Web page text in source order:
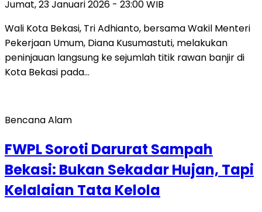
Jumat, 23 Januari 2026 - 23:00 WIB
Wali Kota Bekasi, Tri Adhianto, bersama Wakil Menteri
Pekerjaan Umum, Diana Kusumastuti, melakukan
peninjauan langsung ke sejumlah titik rawan banjir di
Kota Bekasi pada…
Bencana Alam
FWPL Soroti Darurat Sampah
Bekasi: Bukan Sekadar Hujan, Tapi
Kelalaian Tata Kelola